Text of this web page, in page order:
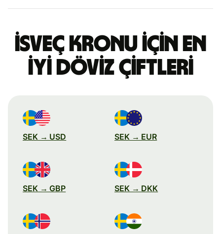
İsveç kronu için en
iyi döviz çiftleri
SEK → USD SEK → EUR
SEK → GBP SEK → DKK